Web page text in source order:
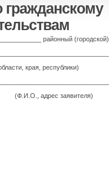
гражданскому
районный (городской)
республики)
заявителя)